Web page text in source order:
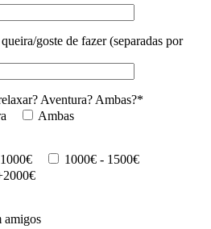
goste de fazer (separadas por
Aventura? Ambas?*
Ambas
1000€ - 1500€
amigos